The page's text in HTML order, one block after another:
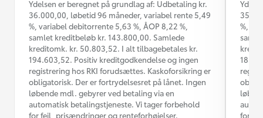
Ydelsen er beregnet på grundlag af: Udbetaling kr.
36.000,00, løbetid 96 måneder, variabel rente 5,49
%, variabel debitorrente 5,63 %, ÅOP 8,22 %,
samlet kreditbeløb kr. 143.800,00. Samlede
kreditomk. kr. 50.803,52. I alt tilbagebetales kr.
194.603,52. Positiv kreditgodkendelse og ingen
registrering hos RKI forudsættes. Kaskoforsikring er
obligatorisk. Der er fortrydelsesret på lånet. Ingen
løbende mdl. gebyrer ved betaling via en
automatisk betalingstjeneste. Vi tager forbehold
for fejl, prisændringer og renteforhøjelser.
%,
for